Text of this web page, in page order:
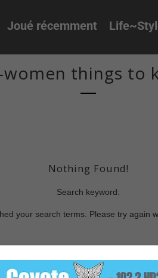
Joué récemment
things to
Nothing Found!
Search keyword:
your search terms. Please try again